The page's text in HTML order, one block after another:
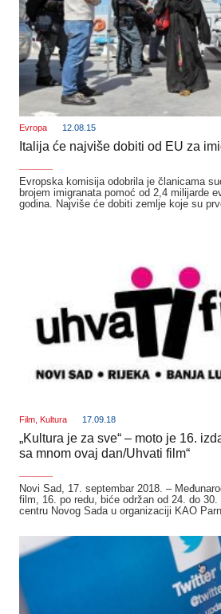
Evropa 12.08.15
Italija će najviše dobiti od EU za
Evropska komisija odobrila je članicama
brojem imigranata pomoć od 2,4 milijarde
godina. Najviše će dobiti zemlje koje su
Film Kultura 17.09.18
„Kultura je za sve“ – moto je 16.
sa mnom ovaj dan/Uhvati film“
Novi Sad, 17. septembar 2018. –
film, 16. po redu, biće održan od 24. do
centru Novog Sada u organizaciji KAO